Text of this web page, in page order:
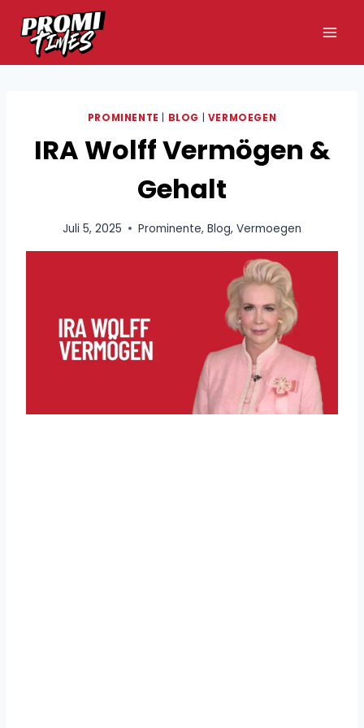
Inhalt
springen
PROMINENTE BLOG VERMOEGEN
IRA Wolff Vermögen &
Gehalt
Juli 5, 2025 Prominente, Blog, Vermoegen